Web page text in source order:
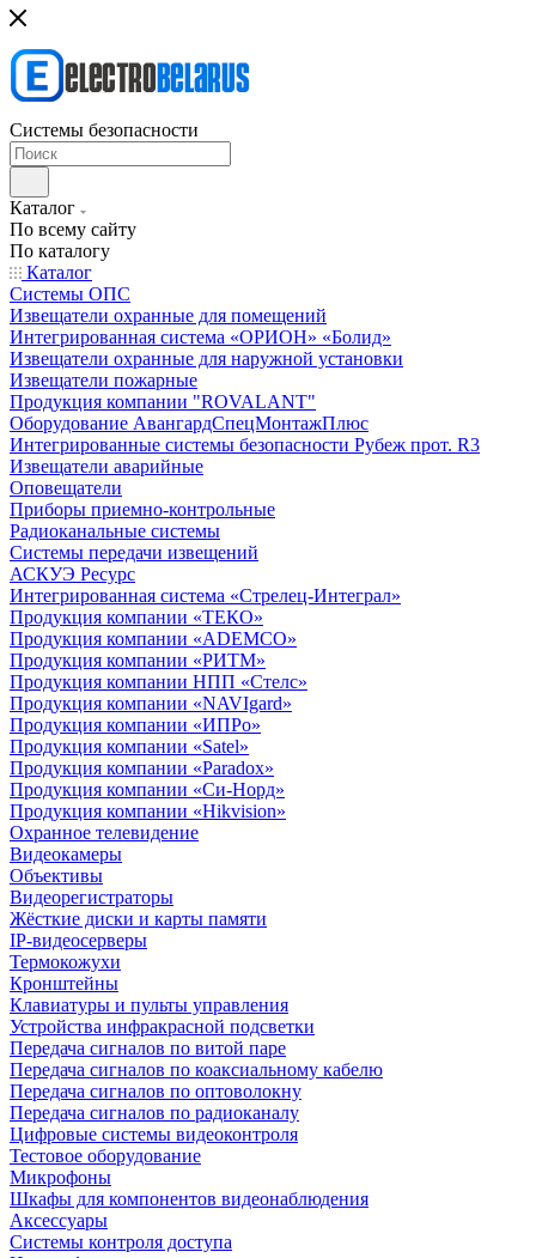
Системы безопасности
Каталог
По всему сайту
По каталогу
Каталог
Системы ОПС
Извещатели охранные для помещений
Интегрированная система «ОРИОН» «Болид»
Извещатели охранные для наружной установки
Извещатели пожарные
Продукция компании "ROVALANT"
Оборудование АвангардСпецМонтажПлюс
Интегрированные системы безопасности Рубеж прот. R3
Извещатели аварийные
Оповещатели
Приборы приемно-контрольные
Радиоканальные системы
Системы передачи извещений
АСКУЭ Ресурс
Интегрированная система «Стрелец-Интеграл»
Продукция компании «ТЕКО»
Продукция компании «ADEMCO»
Продукция компании «РИТМ»
Продукция компании НПП «Стелс»
Продукция компании «NAVIgard»
Продукция компании «ИПРо»
Продукция компании «Satel»
Продукция компании «Paradox»
Продукция компании «Си-Норд»
Продукция компании «Hikvision»
Охранное телевидение
Видеокамеры
Объективы
Видеорегистраторы
Жёсткие диски и карты памяти
IP-видеосерверы
Термокожухи
Кронштейны
Клавиатуры и пульты управления
Устройства инфракрасной подсветки
Передача сигналов по витой паре
Передача сигналов по коаксиальному кабелю
Передача сигналов по оптоволокну
Передача сигналов по радиоканалу
Цифровые системы видеоконтроля
Тестовое оборудование
Микрофоны
Шкафы для компонентов видеонаблюдения
Аксессуары
Системы контроля доступа